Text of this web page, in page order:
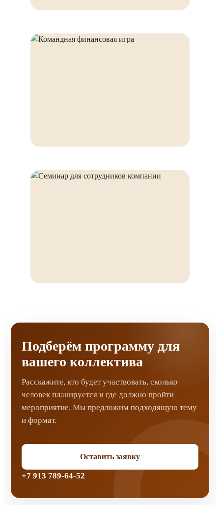
Подберём программу для
вашего коллектива
Расскажите, кто будет участвовать, сколько
человек планируется и где должно пройти
мероприятие. Мы предложим подходящую тему
и формат.
Оставить заявку
+7 913 789-64-52